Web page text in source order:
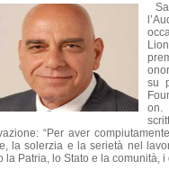
su
on.
“Per aver
la solerzia e la serietà nel
la Patria, lo Stato e la comunità,